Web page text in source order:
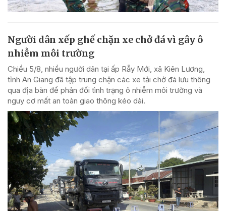
Người dân xếp ghế chặn xe chở đá vì gây ô
nhiễm môi trường
Chiều 5/8, nhiều người dân tại ấp Rẫy Mới, xã Kiên Lương,
tỉnh An Giang đã tập trung chặn các xe tải chở đá lưu thông
qua địa bàn để phản đối tình trạng ô nhiễm môi trường và
nguy cơ mất an toàn giao thông kéo dài.